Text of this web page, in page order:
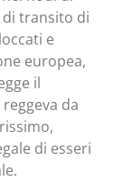
di transito di
e
europea,
il
da
di esseri